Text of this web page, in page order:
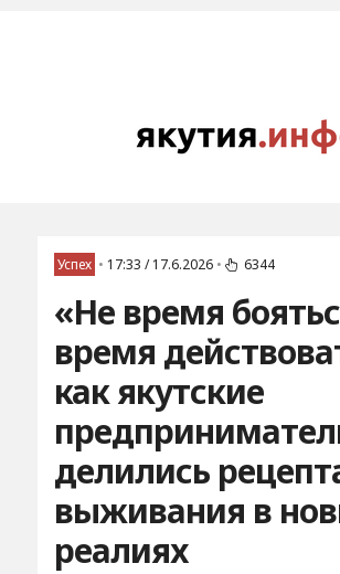
Успех • 17:33 / 17.6.2026 • 6344
«Не время
время
как якутские
делились
выживания в
реалиях